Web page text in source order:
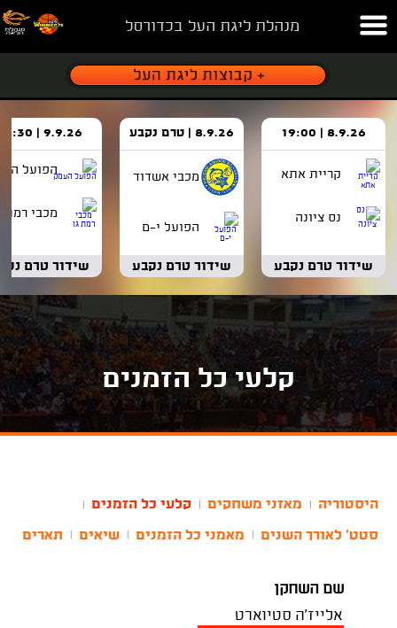
מנהלת ליגת העל בכדורסל
8.9.26 | 19:00
קריית אתא
נס ציונה
שידור טרם נקבע
8.9.26 | טרם נקבע
מכבי אשדוד
הפועל י-ם
שידור טרם נקבע
9.9.26 | 18:30
הפועל
מכבי רמת
שידור טרם
קלעי כל הזמנים
היסטוריה מאזני משחקים קלעי כל הזמנים
סטט' לאורך השנים מאמני כל הזמנים שיאים תארים
שם השחקן